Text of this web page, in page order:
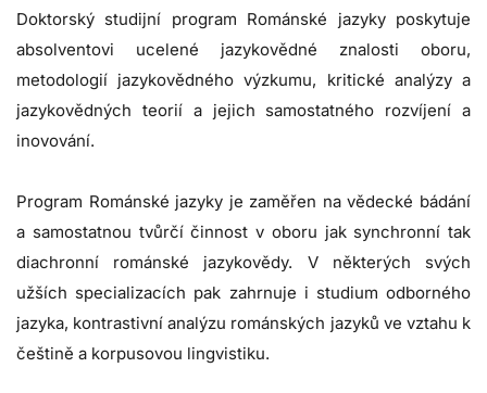
Doktorský studijní program Románské jazyky poskytuje
absolventovi ucelené jazykovědné znalosti oboru,
metodologií jazykovědného výzkumu, kritické analýzy a
jazykovědných teorií a jejich samostatného rozvíjení a
inovování.
Program Románské jazyky je zaměřen na vědecké bádání
a samostatnou tvůrčí činnost v oboru jak synchronní tak
diachronní románské jazykovědy. V některých svých
užších specializacích pak zahrnuje i studium odborného
jazyka, kontrastivní analýzu románských jazyků ve vztahu k
češtině a korpusovou lingvistiku.